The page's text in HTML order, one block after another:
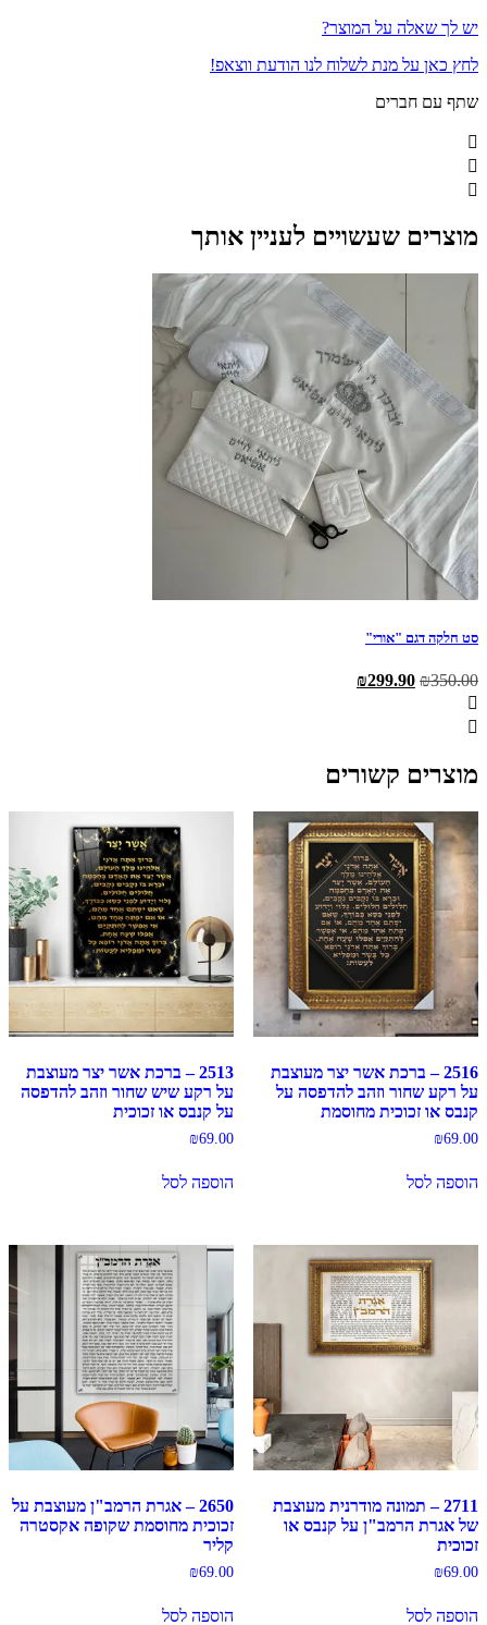
יש לך שאלה על המוצר?
לחץ כאן על מנת לשלוח לנו הודעת ווצאפ!
שתף עם חברים
מוצרים שעשויים לעניין אותך
סט חלקה דגם "אורי"
₪350.00
המחיר ₪299.90
מוצרים קשורים
2516 – ברכת אשר יצר מעוצבת
על רקע שחור וזהב להדפסה על
קנבס או זכוכית מחוסמת
₪69.00
הוספה לסל
2513 – ברכת אשר יצר מעוצבת
על רקע שיש שחור וזהב להדפסה
על קנבס או זכוכית
₪69.00
הוספה לסל
2711 – תמונה מודרנית מעוצבת
של אגרת הרמב"ן על קנבס או
זכוכית
₪69.00
הוספה לסל
2650 – אגרת הרמב"ן מעוצבת על
זכוכית מחוסמת שקופה אקסטרה
קליר
₪69.00
הוספה לסל